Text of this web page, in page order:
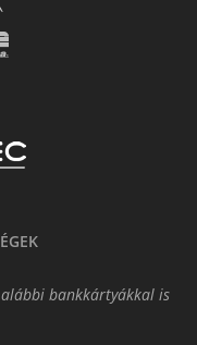
bankkártyákkal is